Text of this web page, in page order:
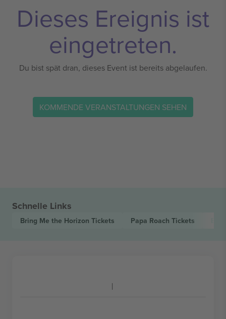
Dieses Ereignis ist
eingetreten.
Du bist spät dran, dieses Event ist bereits abgelaufen.
KOMMENDE VERANSTALTUNGEN SEHEN
Schnelle Links
Bring Me the Horizon Tickets Papa Roach Tickets